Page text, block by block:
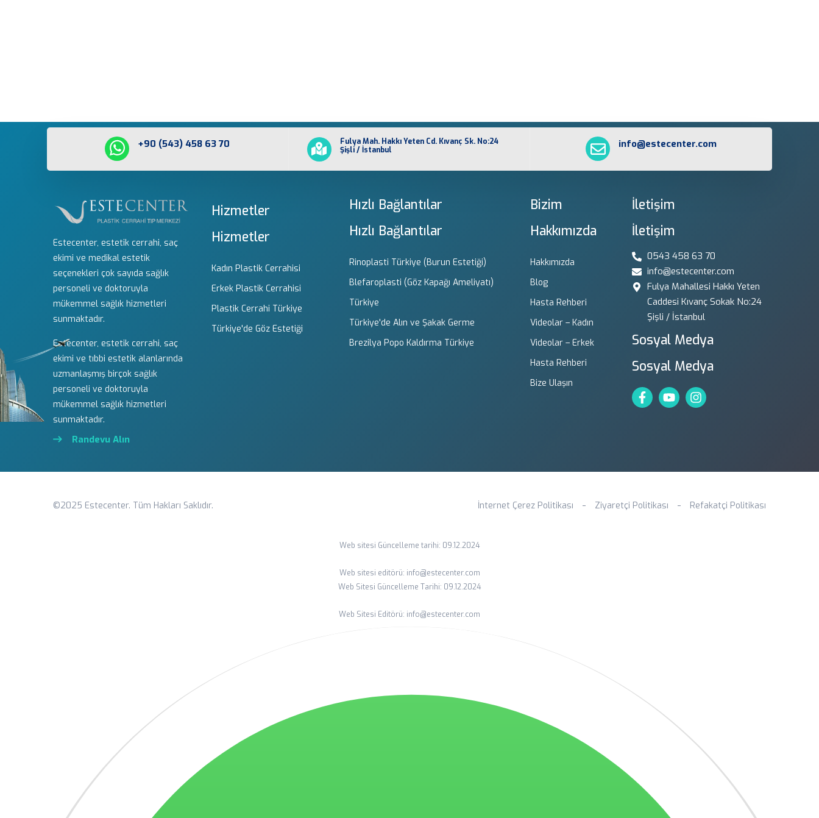
+90 (543) 458 63 70
Fulya Mah. Hakkı Yeten Cd. Kıvanç Sk. No:24
Şişli / İstanbul
info@estecenter.com
Estecenter, estetik cerrahi, saç
ekimi ve medikal estetik
seçenekleri çok sayıda sağlık
personeli ve doktoruyla
mükemmel sağlık hizmetleri
sunmaktadır.
Estecenter, estetik cerrahi, saç
ekimi ve tıbbi estetik alanlarında
uzmanlaşmış birçok sağlık
personeli ve doktoruyla
mükemmel sağlık hizmetleri
sunmaktadır.
Randevu Alın
Hizmetler
Hizmetler
Kadın Plastik Cerrahisi
Erkek Plastik Cerrahisi
Plastik Cerrahi Türkiye
Türkiye'de Göz Estetiği
Hızlı Bağlantılar
Hızlı Bağlantılar
Rinoplasti Türkiye (Burun Estetiği)
Blefaroplasti (Göz Kapağı Ameliyatı)
Türkiye
Türkiye'de Alın ve Şakak Germe
Brezilya Popo Kaldırma Türkiye
Bizim
Hakkımızda
Hakkımızda
Blog
Hasta Rehberi
Videolar – Kadın
Videolar – Erkek
Hasta Rehberi
Bize Ulaşın
İletişim
İletişim
0543 458 63 70
info@estecenter.com
Fulya Mahallesi Hakkı Yeten
Caddesi Kıvanç Sokak No:24
Şişli / İstanbul
Sosyal Medya
Sosyal Medya
©2025 Estecenter. Tüm Hakları Saklıdır. İnternet Çerez Politikası Ziyaretçi Politikası Refakatçi Politikası
Web sitesi Güncelleme tarihi: 09.12.2024
Web sitesi editörü: info@estecenter.com
Web Sitesi Güncelleme Tarihi: 09.12.2024
Web Sitesi Editörü: info@estecenter.com